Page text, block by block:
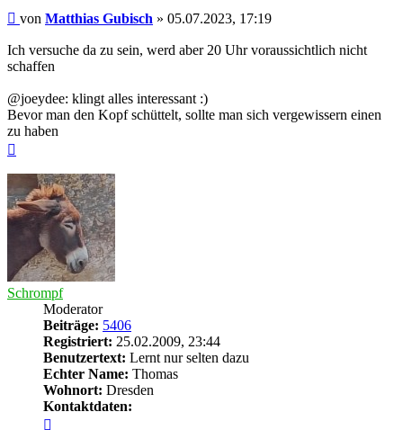
Beitrag
von Matthias Gubisch » 05.07.2023, 17:19
Ich versuche da zu sein, werd aber 20 Uhr voraussichtlich nicht
schaffen
@joeydee: klingt alles interessant :)
Bevor man den Kopf schüttelt, sollte man sich vergewissern einen
zu haben
Schrompf
Moderator
Beiträge: 5406
Registriert: 25.02.2009, 23:44
Benutzertext: Lernt nur selten dazu
Echter Name: Thomas
Wohnort: Dresden
Kontaktdaten: